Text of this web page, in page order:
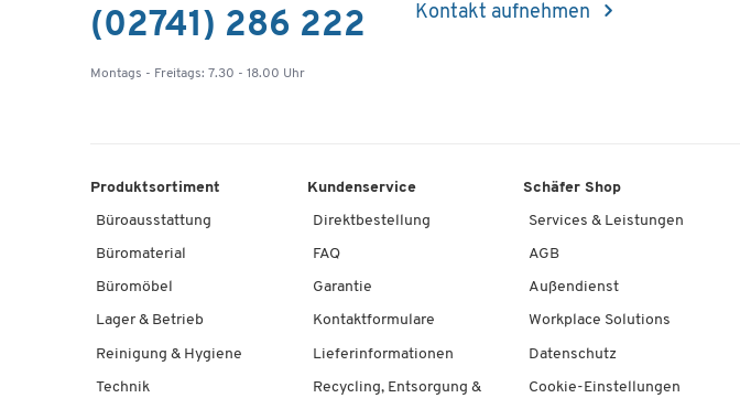
(02741) 286 222
Montags - Freitags: 7.30 - 18.00 Uhr
Kontakt aufnehmen
Produktsortiment
Büroausstattung
Büromaterial
Büromöbel
Lager & Betrieb
Reinigung & Hygiene
Technik
Kundenservice
Direktbestellung
FAQ
Garantie
Kontaktformulare
Lieferinformationen
Recycling, Entsorgung &
Schäfer Shop
Services & Leistungen
AGB
Außendienst
Workplace Solutions
Datenschutz
Cookie-Einstellungen